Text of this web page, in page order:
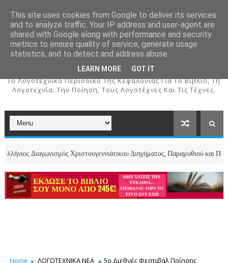
ΚΕΦΑΛΟΣ
To Λογοτεχνικό Περιοδικό Της Κεφαλονιάς Για Το Βιβλίο, Τη
Λογοτεχνία, Την Ποίηση, Τους Λογοτέχνες Και Τις Τέχνες.
Χριστουγεννιάτικου Διηγήματος, Παραμυθιού και Ποιήματος
Home ΛΟΓΟΤΕΧΝΙΚΑ ΝΕΑ
5ο Διεθνές Φεστιβάλ Ποίησης
This site uses cookies from Google to deliver its services
and to analyze traffic. Your IP address and user-agent are
shared with Google along with performance and security
metrics to ensure quality of service, generate usage
statistics, and to detect and address abuse.
LEARN MORE GOT IT